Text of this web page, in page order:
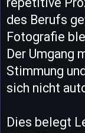
des Berufs
Fotografie
Der Umgang
Stimmung
sich nicht
Dies belegt